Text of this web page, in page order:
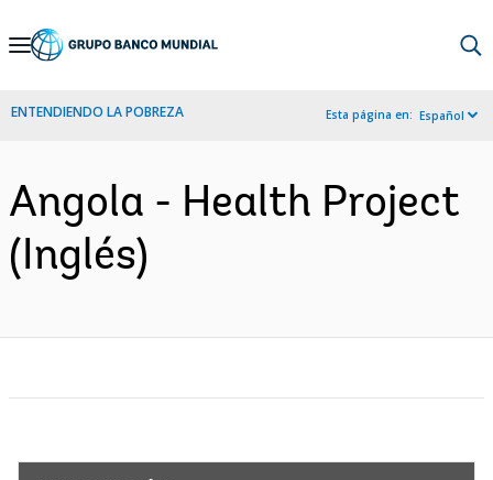
Skip
Navigation
ENTENDIENDO LA POBREZA Esta página en: Español
Angola - Health Project
(Inglés)